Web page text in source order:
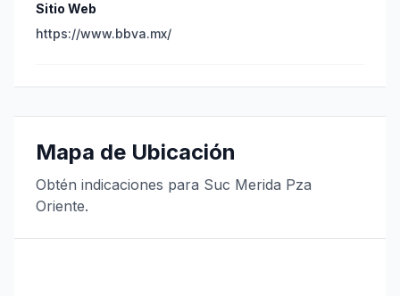
Sitio Web
https://www.bbva.mx/
Mapa de Ubicación
Obtén indicaciones para Suc Merida Pza
Oriente.